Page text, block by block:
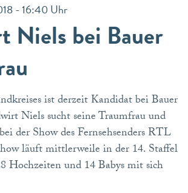
- 16:40 Uhr
Niels bei Bauer
ist derzeit Kandidat bei Bauer
Niels sucht seine Traumfrau und
der Show des Fernsehsenders RTL
läuft mittlerweile in der 14. Staffel
Hochzeiten und 14 Babys mit sich